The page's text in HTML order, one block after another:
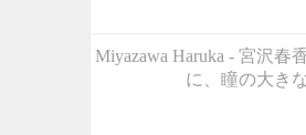
Miyazawa Haruka - 宮沢
に、瞳の大き